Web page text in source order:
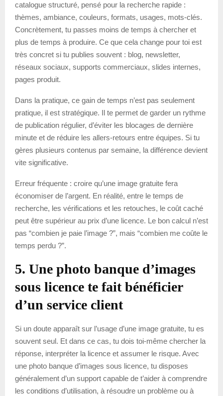
catalogue structuré, pensé pour la recherche rapide :
thèmes, ambiance, couleurs, formats, usages, mots-clés.
Concrètement, tu passes moins de temps à chercher et
plus de temps à produire. Ce que cela change pour toi est
très concret si tu publies souvent : blog, newsletter,
réseaux sociaux, supports commerciaux, slides internes,
pages produit.
Dans la pratique, ce gain de temps n’est pas seulement
pratique, il est stratégique. Il te permet de garder un rythme
de publication régulier, d’éviter les blocages de dernière
minute et de réduire les allers-retours entre équipes. Si tu
gères plusieurs contenus par semaine, la différence devient
vite significative.
Erreur fréquente : croire qu’une image gratuite fera
économiser de l’argent. En réalité, entre le temps de
recherche, les vérifications et les retouches, le coût caché
peut être supérieur au prix d’une licence. Le bon calcul n’est
pas “combien je paie l’image ?”, mais “combien me coûte le
temps perdu ?”.
5. Une photo banque d’images
sous licence te fait bénéficier
d’un service client
Si un doute apparaît sur l’usage d’une image gratuite, tu es
souvent seul. Et dans ce cas, tu dois toi-même chercher la
réponse, interpréter la licence et assumer le risque. Avec
une photo banque d’images sous licence, tu disposes
généralement d’un support capable de t’aider à comprendre
les conditions d’utilisation, à résoudre un problème ou à